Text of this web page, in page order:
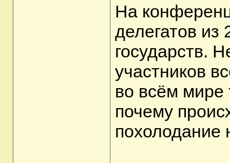
На
делегатов из
государств.
участников
во всём мире
почему
похолодание